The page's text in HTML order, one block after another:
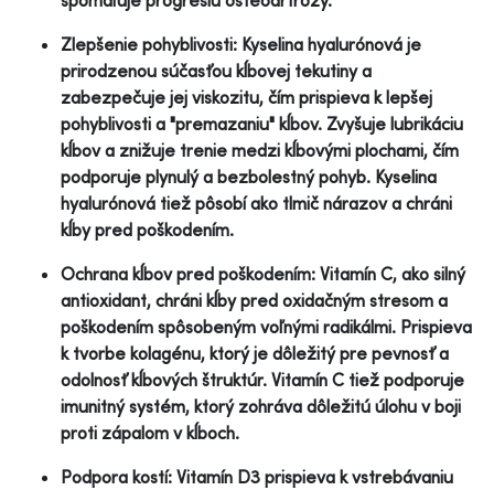
Zlepšenie pohyblivosti: Kyselina hyalurónová je
prirodzenou súčasťou kĺbovej tekutiny a
zabezpečuje jej viskozitu, čím prispieva k lepšej
pohyblivosti a "premazaniu" kĺbov. Zvyšuje lubrikáciu
kĺbov a znižuje trenie medzi kĺbovými plochami, čím
podporuje plynulý a bezbolestný pohyb. Kyselina
hyalurónová tiež pôsobí ako tlmič nárazov a chráni
kĺby pred poškodením.
Ochrana kĺbov pred poškodením: Vitamín C, ako silný
antioxidant, chráni kĺby pred oxidačným stresom a
poškodením spôsobeným voľnými radikálmi. Prispieva
k tvorbe kolagénu, ktorý je dôležitý pre pevnosť a
odolnosť kĺbových štruktúr. Vitamín C tiež podporuje
imunitný systém, ktorý zohráva dôležitú úlohu v boji
proti zápalom v kĺboch.
Podpora kostí: Vitamín D3 prispieva k vstrebávaniu